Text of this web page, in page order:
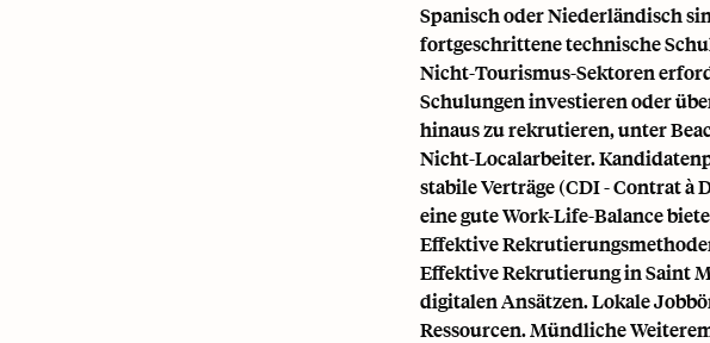
Spanisch oder Niederländisch
fortgeschrittene technische
Nicht-Tourismus-Sektoren
Schulungen investieren oder
hinaus zu rekrutieren, unter
Nicht-Localarbeiter.
stabile Verträge (CDI - Contrat
eine gute Work-Life-Balance
Effektive
Effektive Rekrutierung in Saint
digitalen Ansätzen. Lokale
Ressourcen. Mündliche